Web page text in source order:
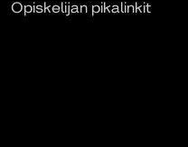
Opiskelijan pikalinkit